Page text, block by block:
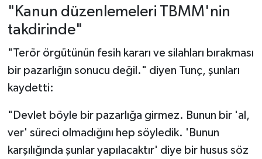
"Kanun düzenlemeleri TBMM'nin
takdirinde"
"Terör örgütünün fesih kararı ve silahları bırakması
bir pazarlığın sonucu değil." diyen Tunç, şunları
kaydetti:
"Devlet böyle bir pazarlığa girmez. Bunun bir 'al,
ver' süreci olmadığını hep söyledik. 'Bunun
karşılığında şunlar yapılacaktır' diye bir husus söz